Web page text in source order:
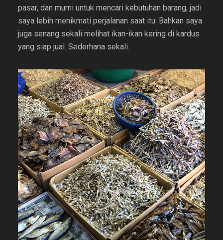
pasar, dan murni untuk mencari kebutuhan barang, jadi
saya lebih menikmati perjalanan saat itu. Bahkan saya
juga senang sekali melihat ikan-ikan kering di kardus
yang siap jual. Sederhana sekali.